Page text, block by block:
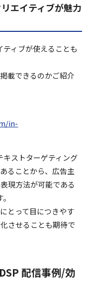
エイティブが魅力
ティブが使えることも
載できるのかご紹介
in-
キストターゲティング
ることから、広告主
現方法が可能である
とって目につきやす
させることも期待で
配信事例/効